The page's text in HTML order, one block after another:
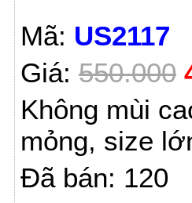
Mã: US2117
Giá: 550.000
Không mùi
mỏng, size
Đã bán: 120